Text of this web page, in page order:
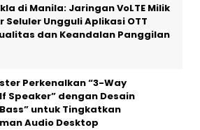
di Manila: Jaringan VoLTE Milik
Seluler Ungguli Aplikasi OTT
dan Keandalan Panggilan
Perkenalkan “3-Way
Speaker” dengan Desain
untuk Tingkatkan
Audio Desktop